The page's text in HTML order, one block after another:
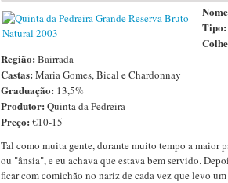
Tipo:
Região: Bairrada
Castas: Maria Gomes, Bical e Chardonnay
Graduação: 13,5%
Produtor: Quinta da Pedreira
Preço: €10-15
Tal como muita gente, durante muito tempo a maior
ou "ânsia", e eu achava que estava bem servido.
ficar com comichão no nariz de cada vez que levo